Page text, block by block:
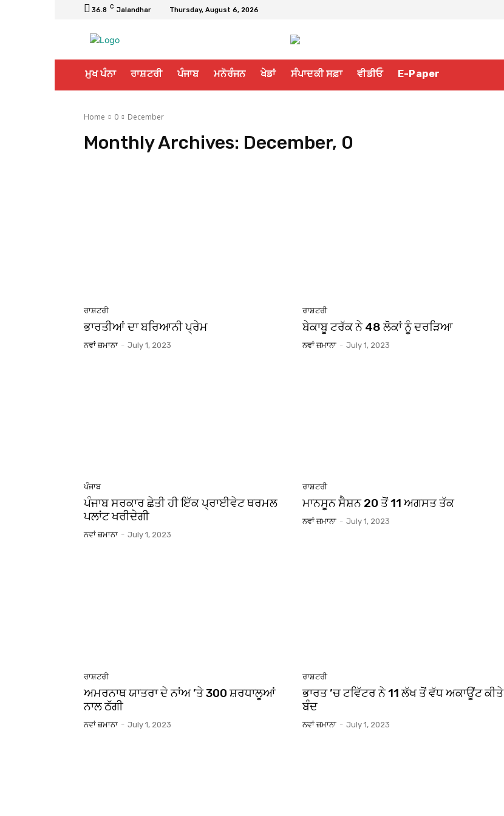
36.8 C Jalandhar Thursday, August 6, 2026
ਮੁਖ ਪੰਨਾ ਰਾਸ਼ਟਰੀ ਪੰਜਾਬ ਮਨੋਰੰਜਨ ਖੇਡਾਂ ਸੰਪਾਦਕੀ ਸਫ਼ਾ ਵੀਡੀਓ E-Paper
Home 0 December
Monthly Archives: December, 0
ਰਾਸ਼ਟਰੀ
ਭਾਰਤੀਆਂ ਦਾ ਬਰਿਆਨੀ ਪ੍ਰੇਮ
ਨਵਾਂ ਜ਼ਮਾਨਾ - July 1, 2023
ਰਾਸ਼ਟਰੀ
ਬੇਕਾਬੂ ਟਰੱਕ ਨੇ 48 ਲੋਕਾਂ ਨੂੰ ਦਰੜਿਆ
ਨਵਾਂ ਜ਼ਮਾਨਾ - July 1, 2023
ਪੰਜਾਬ
ਪੰਜਾਬ ਸਰਕਾਰ ਛੇਤੀ ਹੀ ਇੱਕ ਪ੍ਰਾਈਵੇਟ ਥਰਮਲ
ਪਲਾਂਟ ਖਰੀਦੇਗੀ
ਨਵਾਂ ਜ਼ਮਾਨਾ - July 1, 2023
ਰਾਸ਼ਟਰੀ
ਮਾਨਸੂਨ ਸੈਸ਼ਨ 20 ਤੋਂ 11 ਅਗਸਤ ਤੱਕ
ਨਵਾਂ ਜ਼ਮਾਨਾ - July 1, 2023
ਰਾਸ਼ਟਰੀ
ਅਮਰਨਾਥ ਯਾਤਰਾ ਦੇ ਨਾਂਅ ’ਤੇ 300 ਸ਼ਰਧਾਲੂਆਂ
ਨਾਲ ਠੱਗੀ
ਨਵਾਂ ਜ਼ਮਾਨਾ - July 1, 2023
ਰਾਸ਼ਟਰੀ
ਭਾਰਤ ’ਚ ਟਵਿੱਟਰ ਨੇ 11 ਲੱਖ ਤੋਂ ਵੱਧ ਅਕਾਊਂਟ ਕੀਤੇ
ਬੰਦ
ਨਵਾਂ ਜ਼ਮਾਨਾ - July 1, 2023